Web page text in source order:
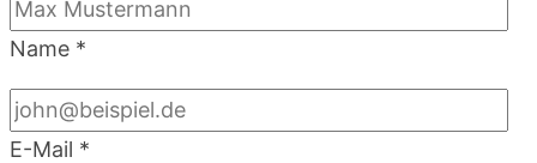
Name *
E-Mail *